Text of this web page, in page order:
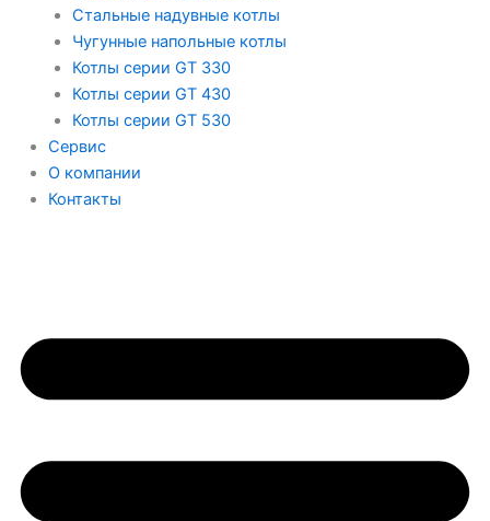
Стальные надувные котлы
Чугунные напольные котлы
Котлы серии GT 330
Котлы серии GT 430
Котлы серии GT 530
Сервис
О компании
Контакты